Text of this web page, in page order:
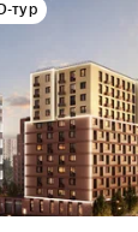
тур